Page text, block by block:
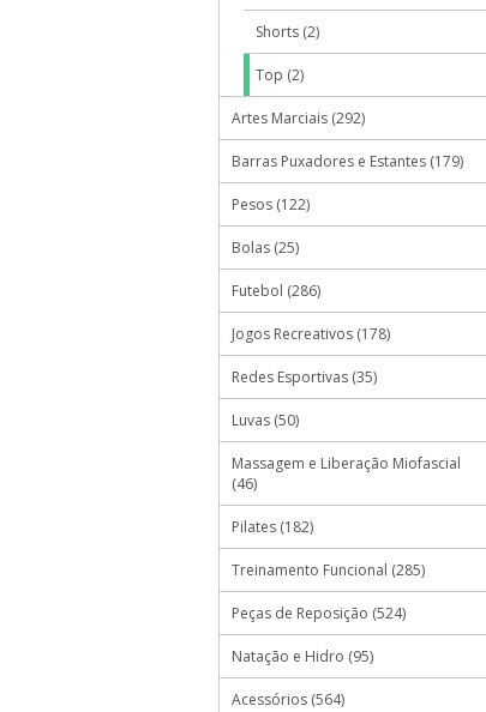
Shorts (2)
Top (2)
Artes Marciais (292)
Barras Puxadores e Estantes (179)
Pesos (122)
Bolas (25)
Futebol (286)
Jogos Recreativos (178)
Redes Esportivas (35)
Luvas (50)
Massagem e Liberação Miofascial
(46)
Pilates (182)
Treinamento Funcional (285)
Peças de Reposição (524)
Natação e Hidro (95)
Acessórios (564)